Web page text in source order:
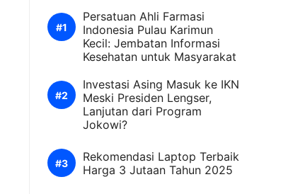
Persatuan Ahli Farmasi
Indonesia Pulau Karimun
Kecil: Jembatan Informasi
Kesehatan untuk Masyarakat
Investasi Asing Masuk ke IKN
Meski Presiden Lengser,
Lanjutan dari Program
Jokowi?
Rekomendasi Laptop Terbaik
Harga 3 Jutaan Tahun 2025